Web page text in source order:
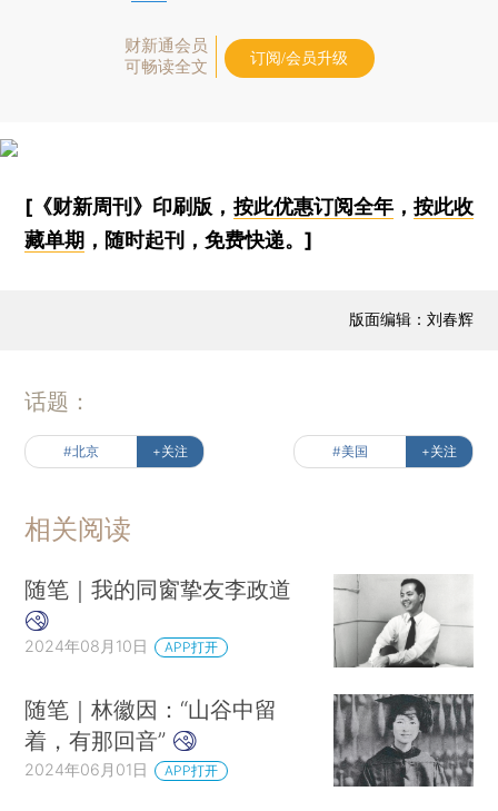
财新通会员
可畅读全文
订阅/会员升级
[《财新周刊》印刷版， 按此优惠订阅全年， 按此收
藏单期 ，随时起刊，免费快递。]
版面编辑：刘春辉
话题：
#北京 +关注 #美国 +关注
相关阅读
随笔｜我的同窗挚友李政道
2024年08月10日 APP打开
随笔｜林徽因：“山谷中留
着，有那回音”
2024年06月01日 APP打开